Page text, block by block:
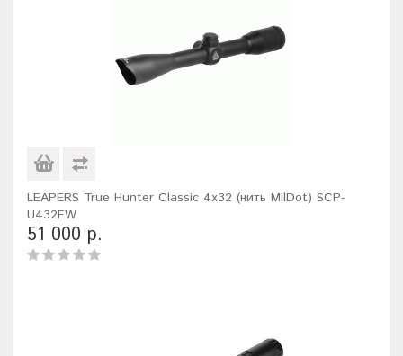
LEAPERS True Hunter Classic 4x32 (нить MilDot) SCP-
U432FW
51 000 р.